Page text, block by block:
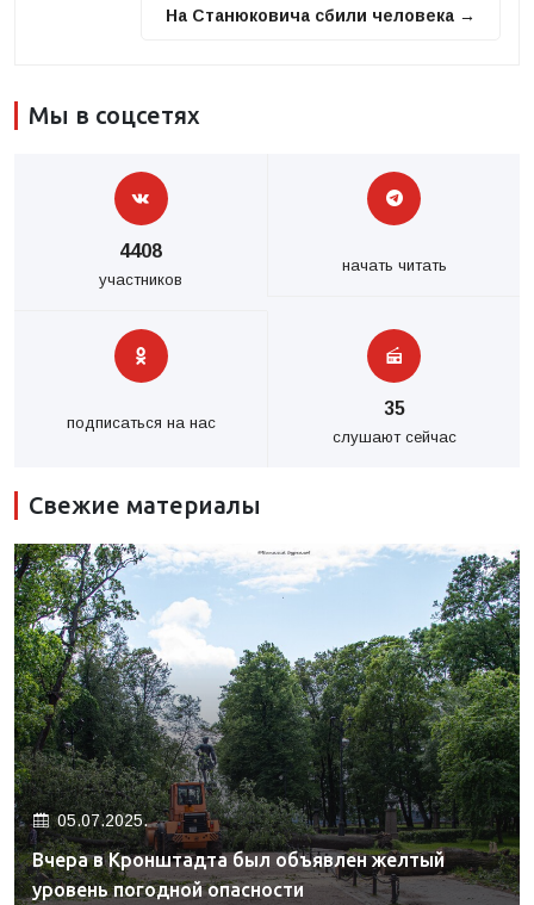
На Станюковича сбили человека →
Мы в соцсетях
4408
участников
начать читать
подписаться на нас
35
слушают сейчас
Свежие материалы
05.07.2025.
Вчера в Кронштадта был объявлен желтый
уровень погодной опасности